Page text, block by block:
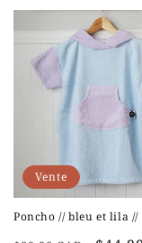
Vente
Poncho // bleu et lila //